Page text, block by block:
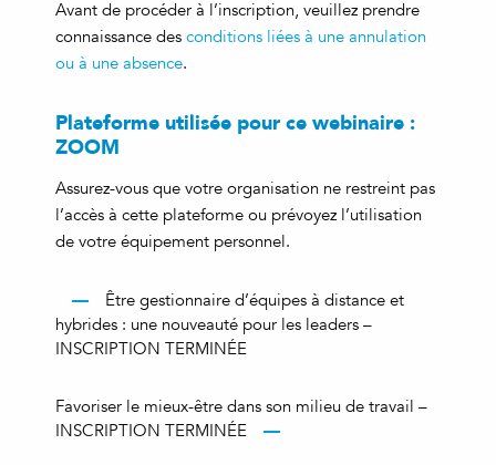
Avant de procéder à l’inscription, veuillez prendre
connaissance des conditions liées à une annulation
ou à une absence.
Plateforme utilisée pour ce webinaire :
ZOOM
Assurez-vous que votre organisation ne restreint pas
l’accès à cette plateforme ou prévoyez l’utilisation
de votre équipement personnel.
Être gestionnaire d’équipes à distance et
hybrides : une nouveauté pour les leaders –
INSCRIPTION TERMINÉE
Favoriser le mieux-être dans son milieu de travail –
INSCRIPTION TERMINÉE